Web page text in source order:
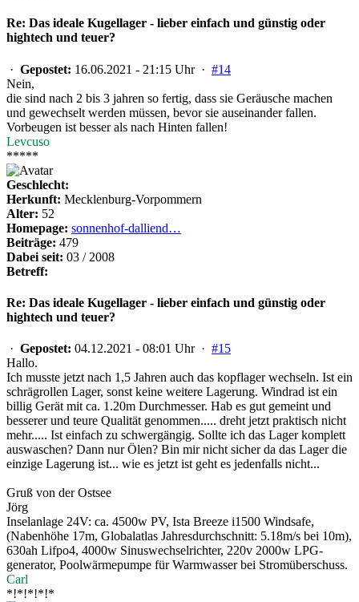
Re: Das ideale Kugellager - lieber einfach und günstig oder
hightech und teuer?
· Gepostet: 16.06.2021 - 21:15 Uhr · #14
Nein,
die sind nach 2 bis 3 jahren so fertig, dass sie Geräusche machen
und gewechselt werden müssen, bevor sie auseinander fallen.
Vorbeugen ist besser als nach Hinten fallen!
Levcuso
*****
Geschlecht:
Herkunft: Mecklenburg-Vorpommern
Alter: 52
Homepage: sonnenhof-dalliend…
Beiträge: 479
Dabei seit: 03 / 2008
Betreff:
Re: Das ideale Kugellager - lieber einfach und günstig oder
hightech und teuer?
· Gepostet: 04.12.2021 - 08:01 Uhr · #15
Hallo.
Ich musste jetzt nach 1,5 Jahren auch das kopflager wechseln. Ist ein
schrägrollen Lager, sonst keine weitere Lagerung. Windrad ist ein
billig Gerät mit ca. 1.20m Durchmesser. Hab es gut gemeint und
besserer und teure Qualität genommen..... dreht jetzt praktisch nicht
mehr..... Ist einfach zu schwergängig. Sollte ich das Lager komplett
auswaschen? Dann nur Ölen? Bin mir nicht sicher da das Lager die
einzige Lagerung ist... wie es jetzt ist geht es jedenfalls nicht...
Gruß von der Ostsee
Jörg
Inselanlage 24V: ca. 4500w PV, Ista Breeze i1500 Windsafe,
(Nabenhöhe 17m, Globalatlas Jahresdurchschnitt: 5.18m/s bei 10m),
630ah Lifpo4, 4000w Sinuswechselrichter, 220v 2000w LPG-
generator, Poolwärmepumpe für Warmwasser bei Stromüberschuss.
Carl
*!*!*!*!*